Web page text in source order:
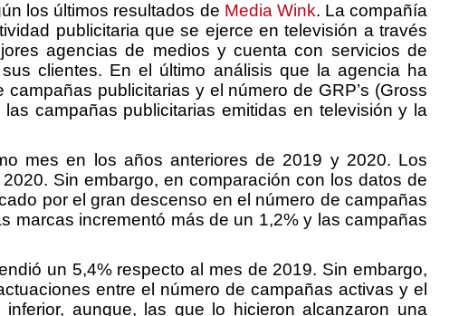
los últimos resultados de Media Wink. La compañía
publicitaria que se ejerce en televisión a través
agencias de medios y cuenta con servicios de
clientes. En el último análisis que la agencia ha
publicitarias y el número de GRP’s (Gross
campañas publicitarias emitidas en televisión y la
mes en los años anteriores de 2019 y 2020. Los
Sin embargo, en comparación con los datos de
por el gran descenso en el número de campañas
marcas incrementó más de un 1,2% y las campañas
un 5,4% respecto al mes de 2019. Sin embargo,
entre el número de campañas activas y el
aunque, las que lo hicieron alcanzaron una